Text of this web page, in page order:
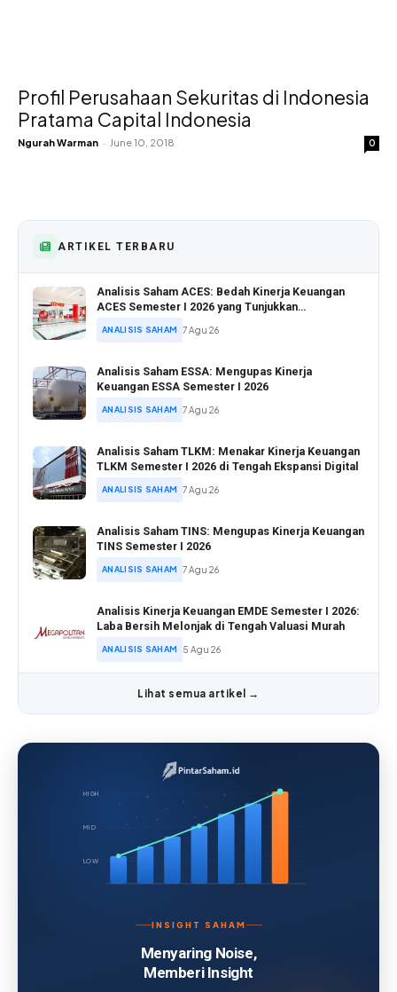
Profil Perusahaan Sekuritas di Indonesia
Pratama Capital Indonesia
Ngurah Warman - June 10, 2018 0
ARTIKEL TERBARU
Analisis Saham ACES: Bedah Kinerja Keuangan
ACES Semester I 2026 yang Tunjukkan
ANALISIS SAHAM 7 Agu 26
Analisis Saham ESSA: Mengupas Kinerja
Keuangan ESSA Semester I 2026
ANALISIS SAHAM 7 Agu 26
Analisis Saham TLKM: Menakar Kinerja Keuangan
TLKM Semester I 2026 di Tengah Ekspansi Digital
ANALISIS SAHAM 7 Agu 26
Analisis Saham TINS: Mengupas Kinerja Keuangan
TINS Semester I 2026
ANALISIS SAHAM 7 Agu 26
Analisis Kinerja Keuangan EMDE Semester I 2026:
Laba Bersih Melonjak di Tengah Valuasi Murah
ANALISIS SAHAM 5 Agu 26
Lihat semua artikel →
HIGH
MID
LOW
INSIGHT SAHAM
Menyaring Noise,
Memberi Insight